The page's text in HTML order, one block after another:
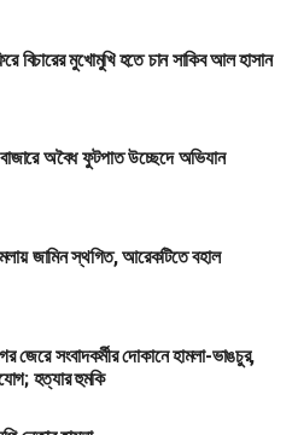
বিচারের মুখোমুখি হতে চান সাকিব আল হাসান
অবৈধ ফুটপাত উচ্ছেদে অভিযান
জামিন স্থগিত, আরেকটিতে বহাল
জেরে সংবাদকর্মীর দোকানে হামলা-ভাঙচুর,
হত্যার হুমকি